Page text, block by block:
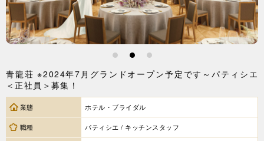
1 2 3
青龍荘 ※2024年7月グランドオープン予定です～パティシエ
＜正社員＞募集！
業態 ホテル・ブライダル
職種 パティシエ / キッチンスタッフ